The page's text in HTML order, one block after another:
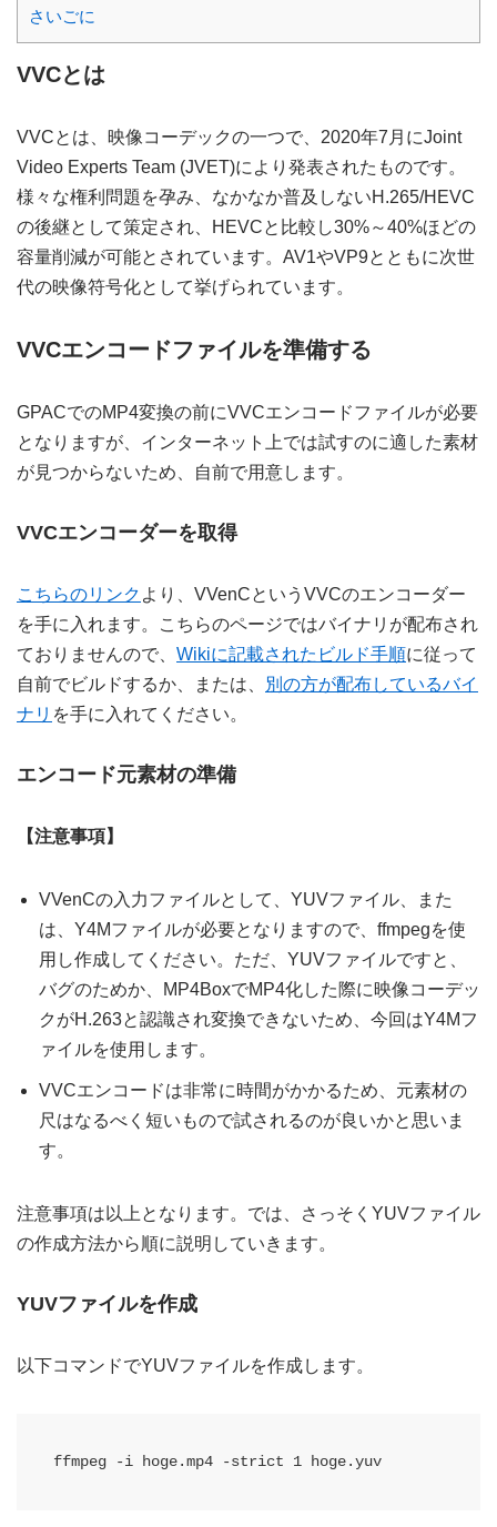
さいごに
VVCとは
VVCとは、映像コーデックの一つで、2020年7月にJoint
Video Experts Team (JVET)により発表されたものです。
様々な権利問題を孕み、なかなか普及しないH.265/HEVC
の後継として策定され、HEVCと比較し30%～40%ほどの
容量削減が可能とされています。AV1やVP9とともに次世
代の映像符号化として挙げられています。
VVCエンコードファイルを準備する
GPACでのMP4変換の前にVVCエンコードファイルが必要
となりますが、インターネット上では試すのに適した素材
が見つからないため、自前で用意します。
VVCエンコーダーを取得
こちらのリンク より、VVenCというVVCのエンコーダー
を手に入れます。こちらのページではバイナリが配布され
ておりませんので、 Wikiに記載されたビルド手順に従って
自前でビルドするか、または、
別の方が配布しているバイ
ナリ を手に入れてください。
エンコード元素材の準備
【注意事項】
VVenCの入力ファイルとして、YUVファイル、また
は、Y4Mファイルが必要となりますので、ffmpegを使
用し作成してください。ただ、YUVファイルですと、
バグのためか、MP4BoxでMP4化した際に映像コーデッ
クがH.263と認識され変換できないため、今回はY4Mフ
ァイルを使用します。
VVCエンコードは非常に時間がかかるため、元素材の
尺はなるべく短いもので試されるのが良いかと思いま
す。
注意事項は以上となります。では、さっそくYUVファイル
の作成方法から順に説明していきます。
YUVファイルを作成
以下コマンドでYUVファイルを作成します。
ffmpeg -i hoge.mp4 -strict 1 hoge.yuv